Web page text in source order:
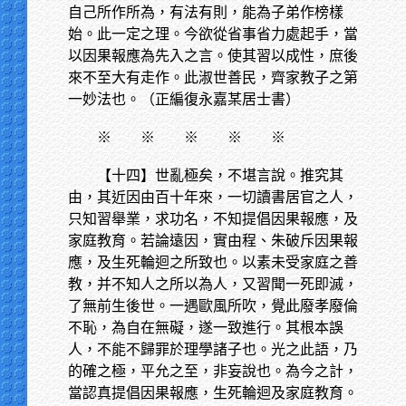
自己所作所為，有法有則，能為子弟作榜樣
始。此一定之理。今欲從省事省力處起手，當
以因果報應為先入之言。使其習以成性，庶後
來不至大有走作。此淑世善民，齊家教子之第
一妙法也。（正編復永嘉某居士書）
※ ※ ※ ※ ※
【十四】世亂極矣，不堪言說。推究其
由，其近因由百十年來，一切讀書居官之人，
只知習舉業，求功名，不知提倡因果報應，及
家庭教育。若論遠因，實由程、朱破斥因果報
應，及生死輪迴之所致也。以素未受家庭之善
教，并不知人之所以為人，又習聞一死即滅，
了無前生後世。一遇歐風所吹，覺此廢孝廢倫
不恥，為自在無礙，遂一致進行。其根本誤
人，不能不歸罪於理學諸子也。光之此語，乃
的確之極，平允之至，非妄說也。為今之計，
當認真提倡因果報應，生死輪迴及家庭教育。